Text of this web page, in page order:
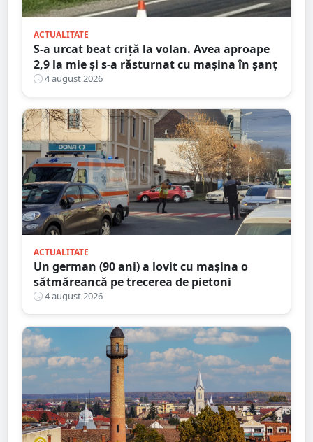
ACTUALITATE
S-a urcat beat criță la volan. Avea aproape
2,9 la mie și s-a răsturnat cu mașina în șanț
4 august 2026
ACTUALITATE
Un german (90 ani) a lovit cu mașina o
sătmăreancă pe trecerea de pietoni
4 august 2026